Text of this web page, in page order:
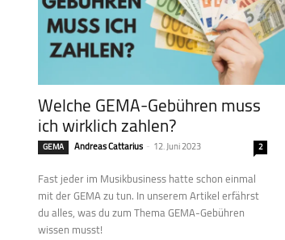
Welche GEMA-Gebühren muss
ich wirklich zahlen?
GEMA Andreas Cattarius - 12. Juni 2023 2
Fast jeder im Musikbusiness hatte schon einmal
mit der GEMA zu tun. In unserem Artikel erfährst
du alles, was du zum Thema GEMA-Gebühren
wissen musst!